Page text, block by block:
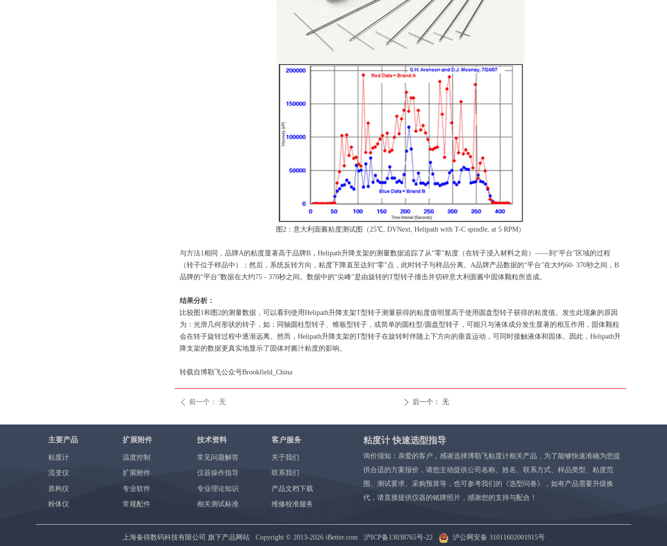
图2：意大利面酱粘度测试图（25℃, DVNext, Helipath with T-C spindle, at 5 RPM）
与方法1相同，品牌A的粘度显著高于品牌B，Helipath升降支架的测量数据追踪了从“零”粘度（在转子浸入材料之前）——到“平台”区域的过程
（转子位于样品中）；然后，系统反转方向，粘度下降直至达到“零”点，此时转子与样品分离。A品牌产品数据的“平台”在大约60- 370秒之间，B
品牌的“平台”数据在大约75 - 370秒之间。数据中的“尖峰”是由旋转的T型转子撞击并切碎意大利面酱中固体颗粒所造成。
结果分析：
比较图1和图2的测量数据，可以看到使用Helipath升降支架T型转子测量获得的粘度值明显高于使用圆盘型转子获得的粘度值。发生此现象的原因
为：光滑几何形状的转子，如：同轴圆柱型转子、锥板型转子，或简单的圆柱型/圆盘型转子，可能只与液体成分发生显著的相互作用，固体颗粒
会在转子旋转过程中逐渐远离。然而，Helipath升降支架的T型转子在旋转时伴随上下方向的垂直运动，可同时接触液体和固体。因此，Helipath升
降支架的数据更真实地显示了固体对酱汁粘度的影响。
转载自博勒飞公众号Brookfield_China
ꄴ 前一个： 无 ꄲ 后一个： 无
上海备得数码科技有限公司 旗下产品网站 Copyright © 2013-2026 iBetter.com 沪ICP备13038765号-22 沪公网安备 31011602001915号
粘度计 快速选型指导
询价须知：亲爱的客户，感谢选择博勒飞粘度计相关产品，为了能够快速准确为您提
供合适的方案报价，请您主动提供公司名称、姓名、联系方式、样品类型、粘度范
围、测试要求、采购预算等，也可参考我们的 《选型问卷》
，如有产品需要升级换
代，请直接提供仪器的铭牌照片，感谢您的支持与配合！
关于我们
联系我们
产品文档下载
维修校准服务
常见问题解答
仪器操作指导
专业理论知识
相关测试标准
主要产品 技术资料
扩展附件 客户服务
粘度计
流变仪
质构仪
粉体仪
温度控制
扩展附件
专业软件
常规配件